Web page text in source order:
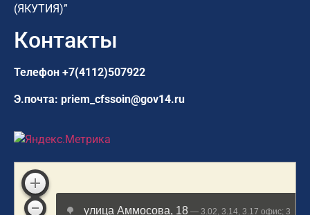
(ЯКУТИЯ)”
Контакты
Телефон +7(4112)507922
Э.почта: priem_cfssoin@gov14.ru